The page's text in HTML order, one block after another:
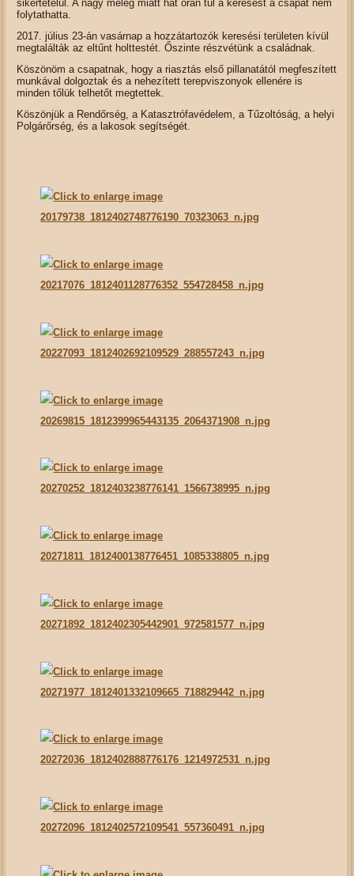
sikertetelül. A nagy meleg miatt hat órán túl a keresést a csapat nem
folytathatta.
2017. július 23-án vasárnap a hozzátartozók keresési területen kívül
megtalálták az eltűnt holttestét. Őszinte részvétünk a családnak.
Köszönöm a csapatnak, hogy a riasztás első pillanatától megfeszített
munkával dolgoztak és a nehezített terepviszonyok ellenére is
minden tőlük telhetőt megtettek.
Köszönjük a Rendőrség, a Katasztrófavédelem, a Tűzoltóság, a helyi
Polgárőrség, és a lakosok segítségét.